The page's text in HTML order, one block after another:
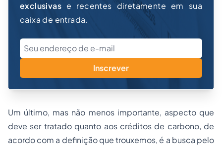
exclusivas e recentes diretamente em sua
caixa de entrada.
Inscrever
Um último, mas não menos importante, aspecto que
deve ser tratado quanto aos créditos de carbono, de
acordo com a definição que trouxemos, é a busca pelo